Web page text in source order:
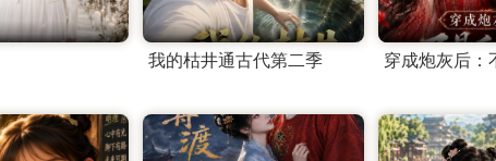
我的枯井通古代第二季